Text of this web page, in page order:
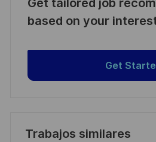
Get tailored job
based on your
Get
Trabajos similares